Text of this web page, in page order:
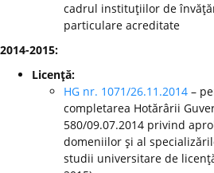
cadrul instituţiilor de
particulare acreditate
2014-2015:
Licenţă:
HG nr. 1071/26.11.2014 –
completarea Hotărârii
580/09.07.2014 privind
domeniilor şi al
studii universitare de